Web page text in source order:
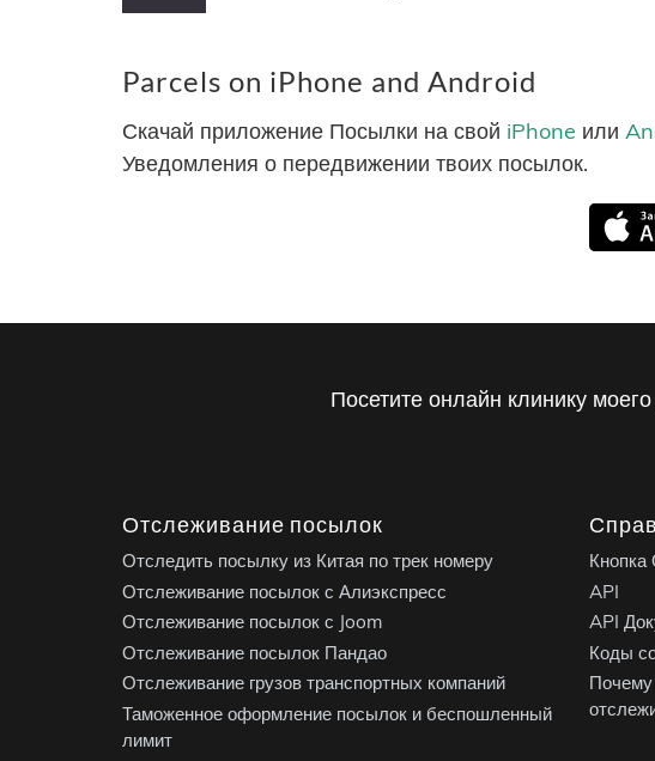
Parcels on iPhone and Android
Скачай приложение Посылки на свой iPhone или
Уведомления о передвижении твоих посылок.
Посетите онлайн клинику
Отслеживание посылок
Отследить посылку из Китая по трек номеру
Отслеживание посылок с Алиэкспресс
Отслеживание посылок с Joom
Отслеживание посылок Пандао
Отслеживание грузов транспортных компаний
Таможенное оформление посылок и беспошленный
лимит
Кнопка
API
API
Коды